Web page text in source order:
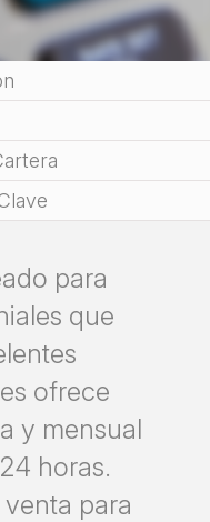
para
que
ofrece
y mensual
horas.
para